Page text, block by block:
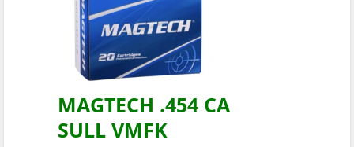
MAGTECH .454 CA
SULL VMFK